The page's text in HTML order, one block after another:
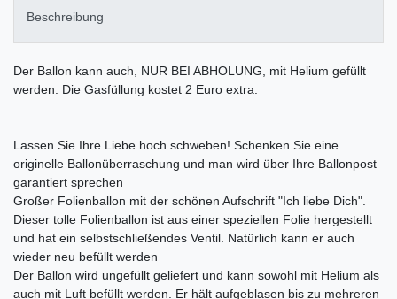
Beschreibung
Der Ballon kann auch, NUR BEI ABHOLUNG, mit Helium gefüllt
werden. Die Gasfüllung kostet 2 Euro extra.
Lassen Sie Ihre Liebe hoch schweben! Schenken Sie eine
originelle Ballonüberraschung und man wird über Ihre Ballonpost
garantiert sprechen
Großer Folienballon mit der schönen Aufschrift "Ich liebe Dich".
Dieser tolle Folienballon ist aus einer speziellen Folie hergestellt
und hat ein selbstschließendes Ventil. Natürlich kann er auch
wieder neu befüllt werden
Der Ballon wird ungefüllt geliefert und kann sowohl mit Helium als
auch mit Luft befüllt werden. Er hält aufgeblasen bis zu mehreren